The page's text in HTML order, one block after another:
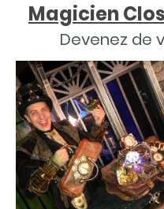
Magicien
Devenez de